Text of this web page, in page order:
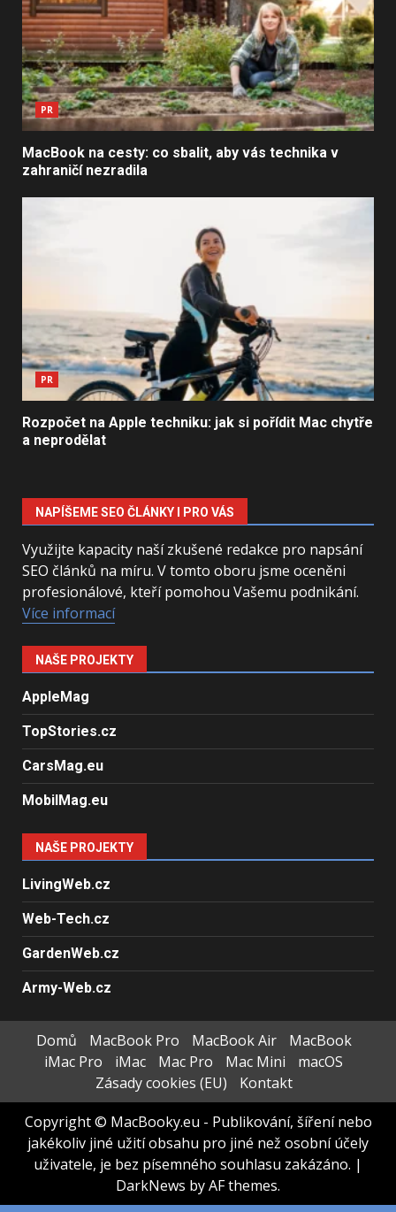
PR
MacBook na cesty: co sbalit, aby vás technika v
zahraničí nezradila
PR
Rozpočet na Apple techniku: jak si pořídit Mac chytře
a neprodělat
NAPÍŠEME SEO ČLÁNKY I PRO VÁS
Využijte kapacity naší zkušené redakce pro napsání
SEO článků na míru. V tomto oboru jsme oceněni
profesionálové, kteří pomohou Vašemu podnikání.
Více informací
NAŠE PROJEKTY
AppleMag
TopStories.cz
CarsMag.eu
MobilMag.eu
NAŠE PROJEKTY
LivingWeb.cz
Web-Tech.cz
GardenWeb.cz
Army-Web.cz
Domů MacBook Pro MacBook Air
MacBook
iMac Pro
iMac Mac Pro Mac Mini
macOS
Zásady cookies (EU)
Kontakt
Copyright © MacBooky.eu - Publikování, šíření nebo
jakékoliv jiné užití obsahu pro jiné než osobní účely
uživatele, je bez písemného souhlasu zakázáno. |
DarkNews by AF themes.